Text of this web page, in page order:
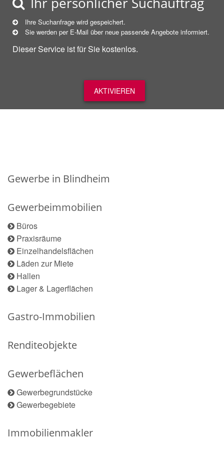
Ihre Suchanfrage wird gespeichert.
Sie werden per E-Mail über neue passende Angebote informiert.
Dieser Service ist für Sie kostenlos.
AKTIVIEREN
Gewerbe in Blindheim
Gewerbeimmobilien
Büros
Praxisräume
Einzelhandelsflächen
Läden zur Miete
Hallen
Lager & Lagerflächen
Gastro-Immobilien
Renditeobjekte
Gewerbeflächen
Gewerbegrundstücke
Gewerbegebiete
Immobilienmakler